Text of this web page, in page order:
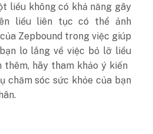
liều không có khả năng gây
liều liên tục có thể ảnh
Zepbound trong việc giúp
lo lắng về việc bỏ lỡ liều
thêm, hãy tham khảo ý kiến
chăm sóc sức khỏe của bạn